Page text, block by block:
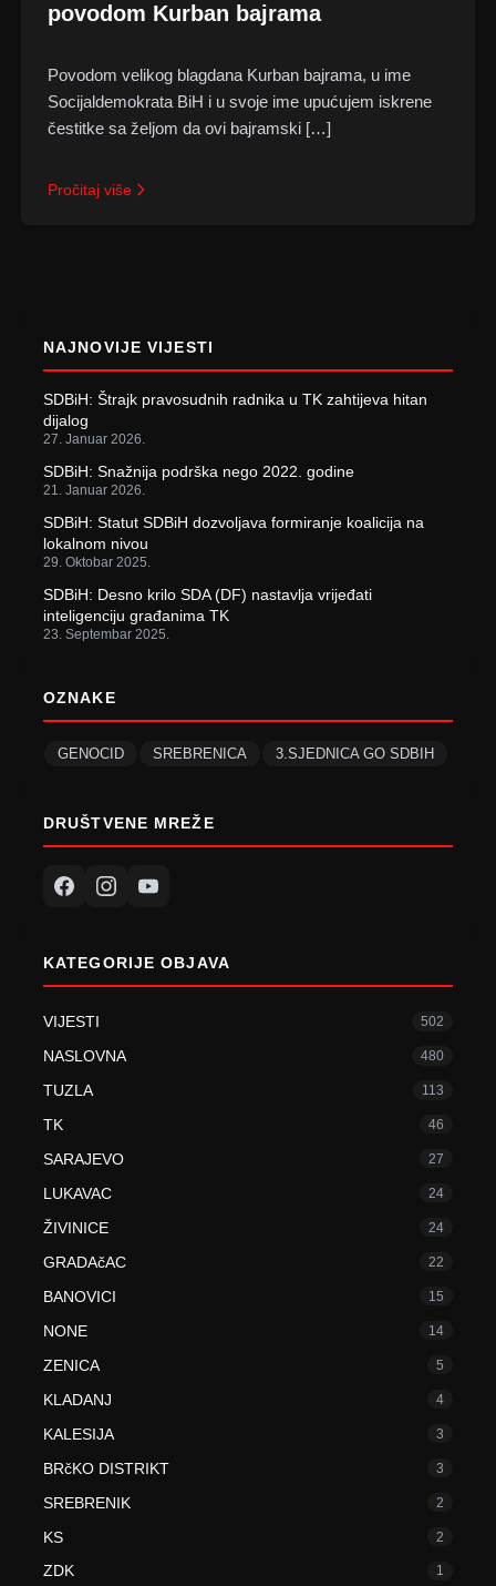
povodom Kurban bajrama
Povodom velikog blagdana Kurban bajrama, u ime
Socijaldemokrata BiH i u svoje ime upućujem iskrene
čestitke sa željom da ovi bajramski […]
Pročitaj više
NAJNOVIJE VIJESTI
SDBiH: Štrajk pravosudnih radnika u TK zahtijeva hitan
dijalog
27. Januar 2026.
SDBiH: Snažnija podrška nego 2022. godine
21. Januar 2026.
SDBiH: Statut SDBiH dozvoljava formiranje koalicija na
lokalnom nivou
29. Oktobar 2025.
SDBiH: Desno krilo SDA (DF) nastavlja vrijeđati
inteligenciju građanima TK
23. Septembar 2025.
OZNAKE
GENOCID SREBRENICA 3.SJEDNICA GO SDBIH
DRUŠTVENE MREŽE
KATEGORIJE OBJAVA
VIJESTI 502
NASLOVNA 480
TUZLA 113
TK 46
SARAJEVO 27
LUKAVAC 24
ŽIVINICE 24
GRADAčAC 22
BANOVICI 15
NONE 14
ZENICA 5
KLADANJ 4
KALESIJA 3
BRčKO DISTRIKT 3
SREBRENIK 2
KS 2
ZDK 1